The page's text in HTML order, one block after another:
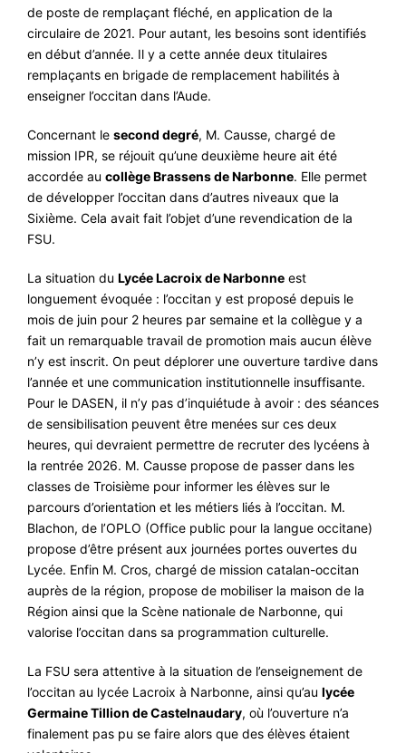
de poste de remplaçant fléché, en application de la
circulaire de 2021. Pour autant, les besoins sont identifiés
en début d’année. Il y a cette année deux titulaires
remplaçants en brigade de remplacement habilités à
enseigner l’occitan dans l’Aude.
Concernant le second degré, M. Causse, chargé de
mission IPR, se réjouit qu’une deuxième heure ait été
accordée au collège Brassens de Narbonne. Elle permet
de développer l’occitan dans d’autres niveaux que la
Sixième. Cela avait fait l’objet d’une revendication de la
FSU.
La situation du Lycée Lacroix de Narbonne est
longuement évoquée : l’occitan y est proposé depuis le
mois de juin pour 2 heures par semaine et la collègue y a
fait un remarquable travail de promotion mais aucun élève
n’y est inscrit. On peut déplorer une ouverture tardive dans
l’année et une communication institutionnelle insuffisante.
Pour le DASEN, il n’y pas d’inquiétude à avoir : des séances
de sensibilisation peuvent être menées sur ces deux
heures, qui devraient permettre de recruter des lycéens à
la rentrée 2026. M. Causse propose de passer dans les
classes de Troisième pour informer les élèves sur le
parcours d’orientation et les métiers liés à l’occitan. M.
Blachon, de l’OPLO (Office public pour la langue occitane)
propose d’être présent aux journées portes ouvertes du
Lycée. Enfin M. Cros, chargé de mission catalan-occitan
auprès de la région, propose de mobiliser la maison de la
Région ainsi que la Scène nationale de Narbonne, qui
valorise l’occitan dans sa programmation culturelle.
La FSU sera attentive à la situation de l’enseignement de
l’occitan au lycée Lacroix à Narbonne, ainsi qu’au lycée
Germaine Tillion de Castelnaudary, où l’ouverture n’a
finalement pas pu se faire alors que des élèves étaient